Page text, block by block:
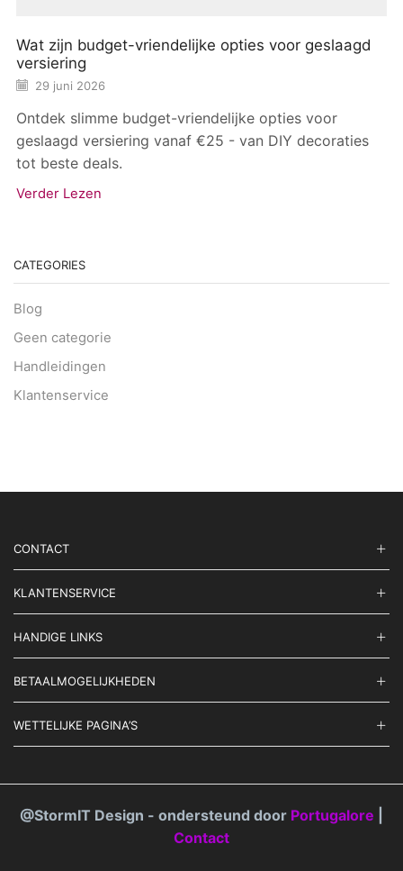
Wat zijn budget-vriendelijke opties voor geslaagd
versiering
29 juni 2026
Ontdek slimme budget-vriendelijke opties voor
geslaagd versiering vanaf €25 - van DIY decoraties
tot beste deals.
Verder Lezen
CATEGORIES
Blog
Geen categorie
Handleidingen
Klantenservice
CONTACT
KLANTENSERVICE
HANDIGE LINKS
BETAALMOGELIJKHEDEN
WETTELIJKE PAGINA’S
@StormIT Design - ondersteund door Portugalore
Contact